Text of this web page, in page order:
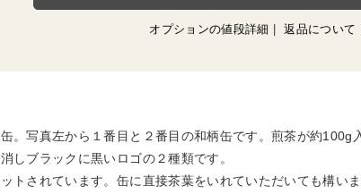
オプションの値段詳細 | 返品について
。写真左から１番目と２番目の和柄缶です。煎茶が約100g
しブラックに黒いロゴの２種類です。
トされています。缶に直接茶葉をいれていただいても構い